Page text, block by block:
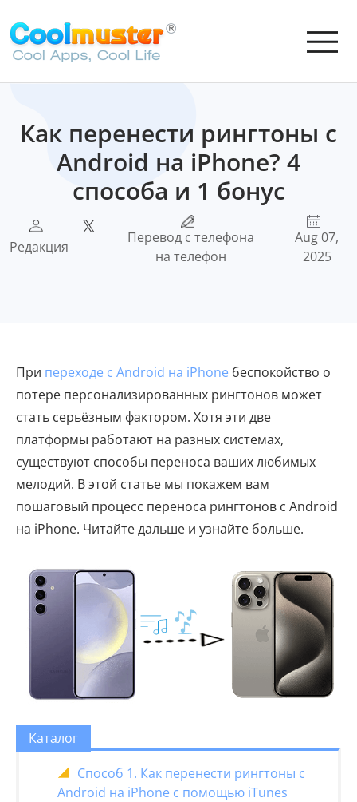
Как перенести рингтоны с
Android на iPhone? 4
способа и 1 бонус
Редакция
Перевод с телефона
на телефон
Aug 07,
2025
При переходе с Android на iPhone беспокойство о
потере персонализированных рингтонов может
стать серьёзным фактором. Хотя эти две
платформы работают на разных системах,
существуют способы переноса ваших любимых
мелодий. В этой статье мы покажем вам
пошаговый процесс переноса рингтонов с Android
на iPhone. Читайте дальше и узнайте больше.
Каталог
Способ 1. Как перенести рингтоны с
Android на iPhone с помощью iTunes